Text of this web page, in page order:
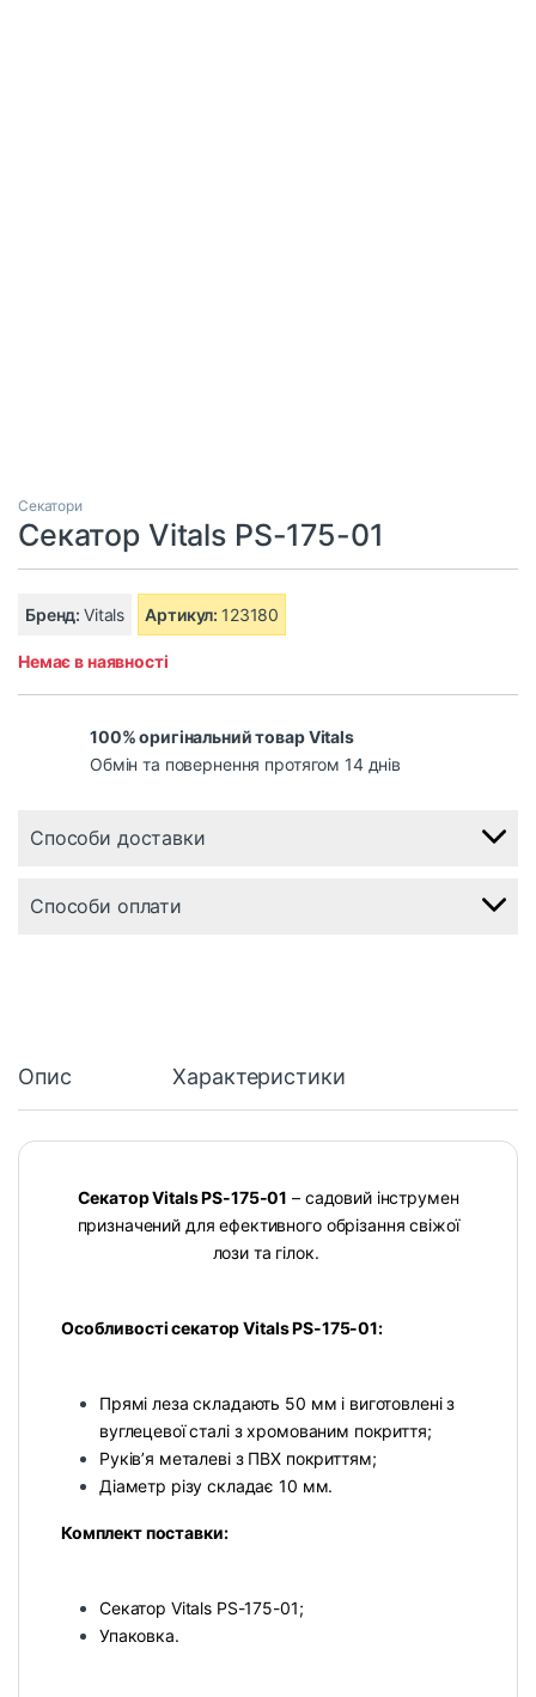
Секатори
Секатор Vitals PS-175-01
Бренд:Vitals Артикул: 123180
Немає в наявності
100% оригінальний товар Vitals
Обмін та повернення протягом 14 днів
Способи доставки
Способи оплати
Опис Характеристики
Секатор Vitals PS-175-01 – садовий інструмен
призначений для ефективного обрізання свіжої
лози та гілок.
Особливості секатор Vitals PS-175-01:
Прямі леза складають 50 мм і виготовлені з
вуглецевої сталі з хромованим покриття;
Руків’я металеві з ПВХ покриттям;
Діаметр різу складає 10 мм.
Комплект поставки:
Секатор Vitals PS-175-01;
Упаковка.